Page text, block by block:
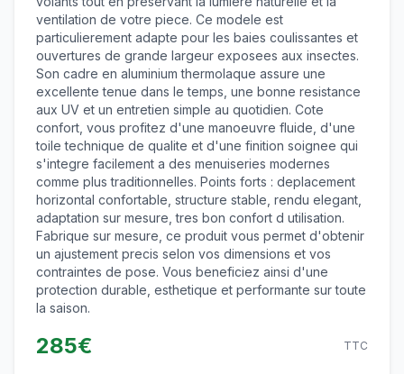
ventilation de votre piece. Ce modele est
particulierement adapte pour les baies coulissantes et
ouvertures de grande largeur exposees aux insectes.
Son cadre en aluminium thermolaque assure une
excellente tenue dans le temps, une bonne resistance
aux UV et un entretien simple au quotidien. Cote
confort, vous profitez d'une manoeuvre fluide, d'une
toile technique de qualite et d'une finition soignee qui
s'integre facilement a des menuiseries modernes
comme plus traditionnelles. Points forts : deplacement
horizontal confortable, structure stable, rendu elegant,
adaptation sur mesure, tres bon confort d utilisation.
Fabrique sur mesure, ce produit vous permet d'obtenir
un ajustement precis selon vos dimensions et vos
contraintes de pose. Vous beneficiez ainsi d'une
protection durable, esthetique et performante sur toute
la saison.
285€ TTC